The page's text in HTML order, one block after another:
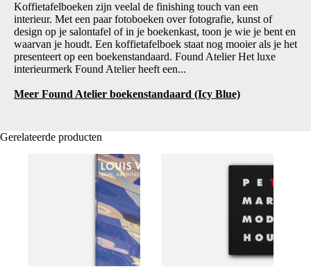
Koffietafelboeken zijn veelal de finishing touch van een
interieur. Met een paar fotoboeken over fotografie, kunst of
design op je salontafel of in je boekenkast, toon je wie je bent en
waarvan je houdt. Een koffietafelboek staat nog mooier als je het
presenteert op een boekenstandaard. Found Atelier Het luxe
interieurmerk Found Atelier heeft een...
Meer Found Atelier boekenstandaard (Icy Blue)
Gerelateerde producten